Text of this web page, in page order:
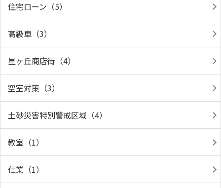
住宅ローン（5）
高級車（3）
星ヶ丘商店街（4）
空室対策（3）
土砂災害特別警戒区域（4）
教室（1）
仕業（1）